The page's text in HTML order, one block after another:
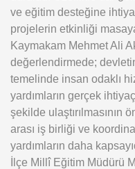
ve eğitim desteğine
projelerin etkinliği masaya
Kaymakam Mehmet Ali
değerlendirmede;
temelinde insan odaklı
yardımların gerçek
şekilde ulaştırılmasının
arası iş birliği ve
yardımların daha
İlçe Millî Eğitim Müdürü